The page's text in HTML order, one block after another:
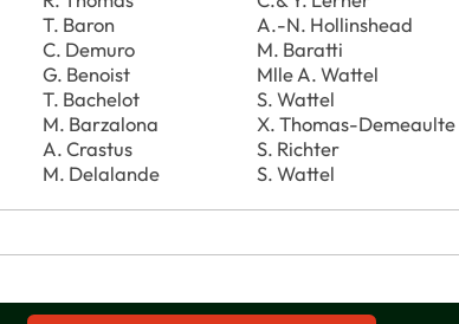
T. Baron A.-N. Hollinshead
C. Demuro M. Baratti
G. Benoist Mlle A. Wattel
T. Bachelot S. Wattel
M. Barzalona X. Thomas-Demeaulte
A. Crastus S. Richter
M. Delalande S. Wattel